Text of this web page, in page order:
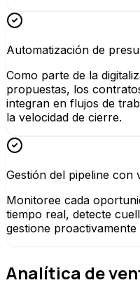
Automatización de
Como parte de la
propuestas, los
integran en flujos de
la velocidad de cierre.
Gestión del pipeline con
Monitoree cada
tiempo real, detecte
gestione
Analítica de